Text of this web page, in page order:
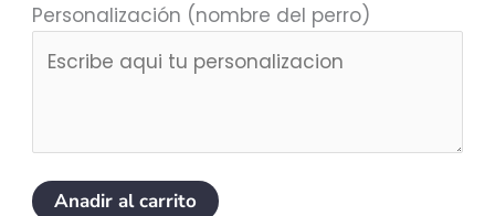
Personalización (nombre del perro)
Anadir al carrito